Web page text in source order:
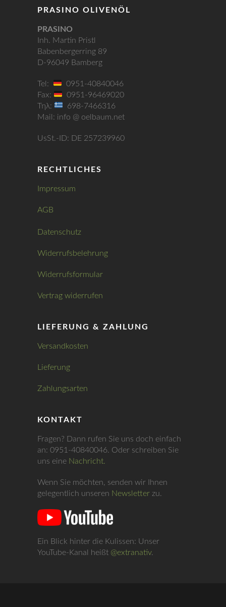
PRASINO OLIVENÖL
PRASINO
Inh. Martin Pristl
Babenbergerring 89
D-96049 Bamberg
Tel:
0951-40840046
Fax:
0951-96469020
Τηλ:
698-7466316
Mail: info @ oelbaum.net
UsSt.-ID: DE 257239960
RECHTLICHES
Impressum
AGB
Datenschutz
Widerrufsbelehrung
Widerrufsformular
Vertrag widerrufen
LIEFERUNG & ZAHLUNG
Versandkosten
Lieferung
Zahlungsarten
KONTAKT
Fragen? Dann rufen Sie uns doch einfach
an: 0951-40840046. Oder schreiben Sie
uns eine Nachricht.
Wenn Sie möchten, senden wir Ihnen
gelegentlich unseren Newsletter zu.
Ein Blick hinter die Kulissen: Unser
YouTube-Kanal heißt @extranativ.